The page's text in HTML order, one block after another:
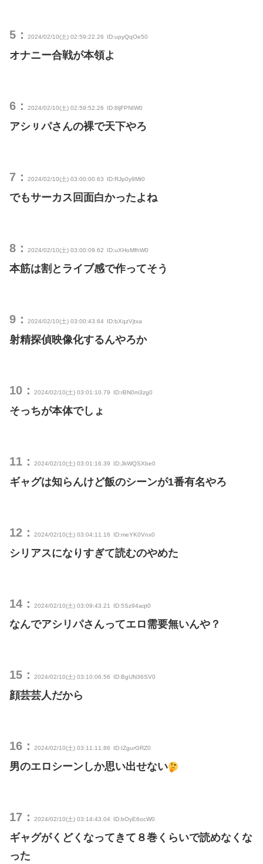
5： 2024/02/10(土) 02:59:22.26 ID:upyQqOe50
オナニー合戦が本領よ
6： 2024/02/10(土) 02:59:52.26 ID:8ljFPNIW0
アシㇼパさんの裸で天下やろ
7： 2024/02/10(土) 03:00:00.63 ID:RJp0y9Mt0
でもサーカス回面白かったよね
8： 2024/02/10(土) 03:00:09.62 ID:uXHoMfhW0
本筋は割とライブ感で作ってそう
9： 2024/02/10(土) 03:00:43.64 ID:bXqzVjtxa
射精探偵映像化するんやろか
10： 2024/02/10(土) 03:01:10.79 ID:rBN0m3zg0
そっちが本体でしょ
11： 2024/02/10(土) 03:01:16.39 ID:JkWQSXbe0
ギャグは知らんけど飯のシーンが1番有名やろ
12： 2024/02/10(土) 03:04:11.16 ID:meYK0Vnx0
シリアスになりすぎて読むのやめた
14： 2024/02/10(土) 03:09:43.21 ID:5Sz94aqt0
なんでアシリパさんってエロ需要無いんや？
15： 2024/02/10(土) 03:10:06.56 ID:BgUN36SV0
顔芸芸人だから
16： 2024/02/10(土) 03:11:11.86 ID:IZgurGRZ0
男のエロシーンしか思い出せない
17： 2024/02/10(土) 03:14:43.04 ID:bOyE6ocW0
ギャグがくどくなってきて８巻くらいで読めなくな
った